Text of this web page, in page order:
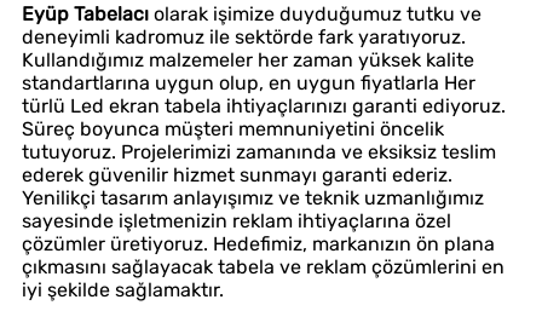
Eyüp Tabelacı olarak işimize duyduğumuz tutku ve
deneyimli kadromuz ile sektörde fark yaratıyoruz.
Kullandığımız malzemeler her zaman yüksek kalite
standartlarına uygun olup, en uygun fiyatlarla Her
türlü Led ekran tabela ihtiyaçlarınızı garanti ediyoruz.
Süreç boyunca müşteri memnuniyetini öncelik
tutuyoruz. Projelerimizi zamanında ve eksiksiz teslim
ederek güvenilir hizmet sunmayı garanti ederiz.
Yenilikçi tasarım anlayışımız ve teknik uzmanlığımız
sayesinde işletmenizin reklam ihtiyaçlarına özel
çözümler üretiyoruz. Hedefimiz, markanızın ön plana
çıkmasını sağlayacak tabela ve reklam çözümlerini en
iyi şekilde sağlamaktır.